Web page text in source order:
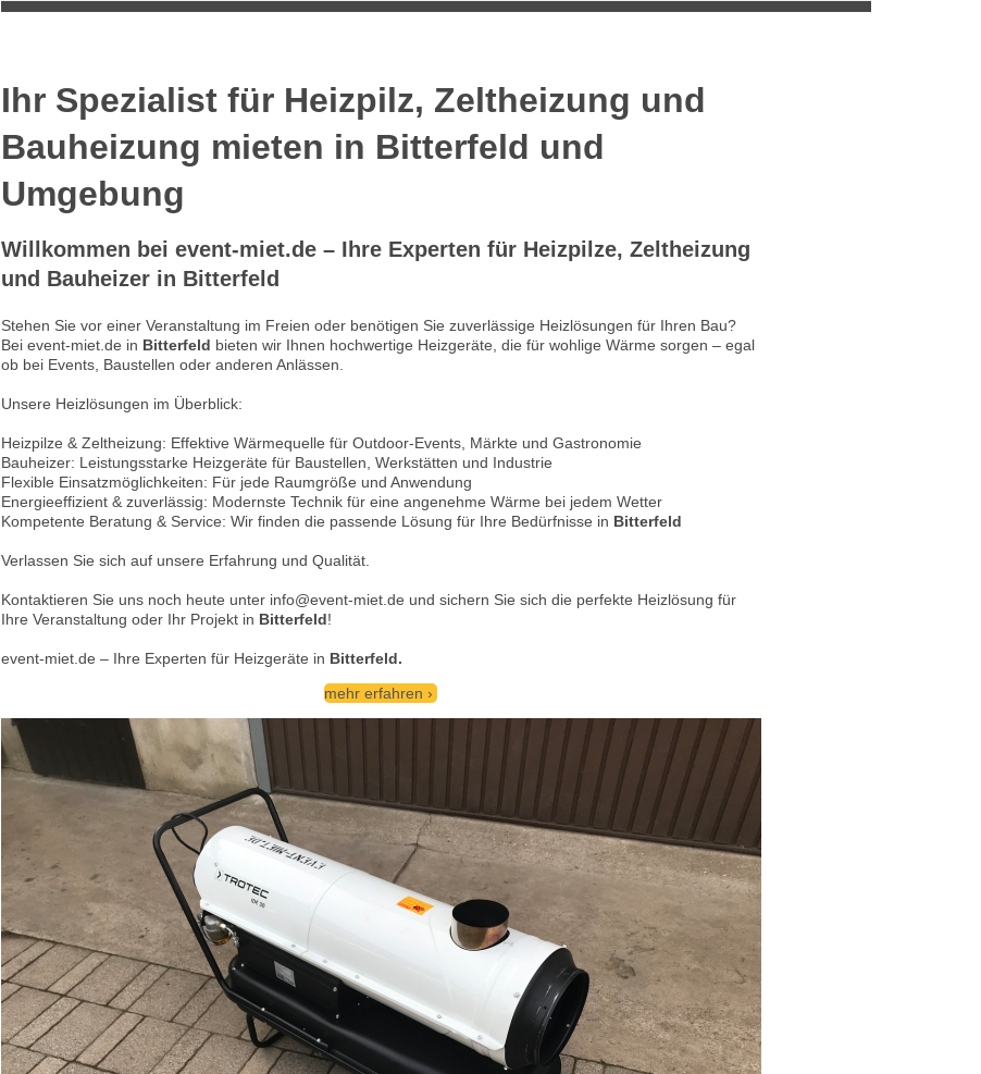
Ihr Spezialist für Heizpilz, Zeltheizung und
Bauheizung mieten in Bitterfeld und
Umgebung
Willkommen bei event-miet.de – Ihre Experten für Heizpilze, Zeltheizung
und Bauheizer in Bitterfeld
Stehen Sie vor einer Veranstaltung im Freien oder benötigen Sie zuverlässige Heizlösungen für Ihren Bau?
Bei event-miet.de in Bitterfeld bieten wir Ihnen hochwertige Heizgeräte, die für wohlige Wärme sorgen – egal
ob bei Events, Baustellen oder anderen Anlässen.
Unsere Heizlösungen im Überblick:
Heizpilze & Zeltheizung: Effektive Wärmequelle für Outdoor-Events, Märkte und Gastronomie
Bauheizer: Leistungsstarke Heizgeräte für Baustellen, Werkstätten und Industrie
Flexible Einsatzmöglichkeiten: Für jede Raumgröße und Anwendung
Energieeffizient & zuverlässig: Modernste Technik für eine angenehme Wärme bei jedem Wetter
Kompetente Beratung & Service: Wir finden die passende Lösung für Ihre Bedürfnisse in Bitterfeld
Verlassen Sie sich auf unsere Erfahrung und Qualität.
Kontaktieren Sie uns noch heute unter info@event-miet.de und sichern Sie sich die perfekte Heizlösung für
Ihre Veranstaltung oder Ihr Projekt in Bitterfeld!
event-miet.de – Ihre Experten für Heizgeräte in Bitterfeld.
mehr erfahren